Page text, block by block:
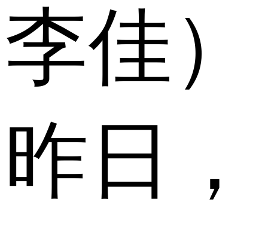
李佳）
昨日，